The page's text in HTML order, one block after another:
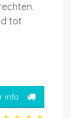
tot
info